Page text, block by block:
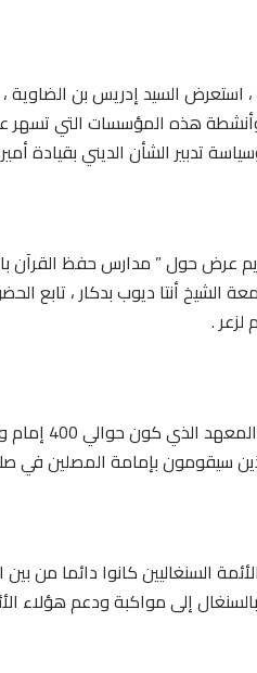
استعرض السيد إدريس بن الضاوية
وأنشطة هذه المؤسسات التي تسهر
تدبير الشأن الديني بقيادة
عرض حول ” مدارس حفظ القرآن
الشيخ أنتا ديوب بدكار ، تابع
لزعر .
وقال
سيقومون بإمامة المصلين في
السنغاليين كانوا دائما من
إلى مواكبة ودعم هؤلاء